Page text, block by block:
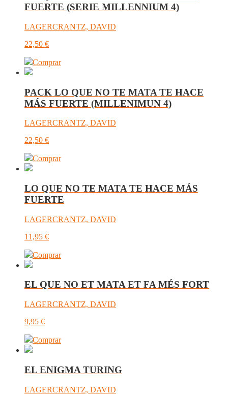
FUERTE (SERIE MILLENNIUM 4)
LAGERCRANTZ, DAVID
22,50 €
Comprar
PACK LO QUE NO TE MATA TE HACE
MÁS FUERTE (MILLENIMUN 4)
LAGERCRANTZ, DAVID
22,50 €
Comprar
LO QUE NO TE MATA TE HACE MÁS
FUERTE
LAGERCRANTZ, DAVID
11,95 €
Comprar
EL QUE NO ET MATA ET FA MÉS FORT
LAGERCRANTZ, DAVID
9,95 €
Comprar
EL ENIGMA TURING
LAGERCRANTZ, DAVID